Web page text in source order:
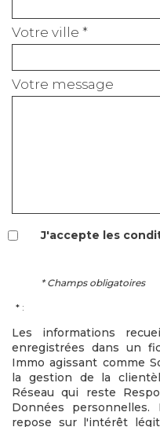
Votre ville *
Votre message
J'accepte les
* Champs obligatoires
* :
Les informations
enregistrées dans un
Immo agissant comme
la gestion de la
Réseau qui reste
Données
repose sur l'intérêt